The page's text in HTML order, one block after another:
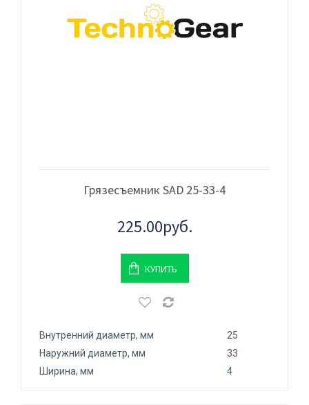
Грязесъемник SAD 25-33-4
225.00руб.
КУПИТЬ
Внутренний диаметр, мм
25
Наружний диаметр, мм
33
Ширина, мм
4